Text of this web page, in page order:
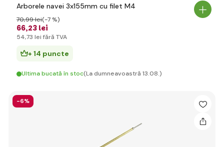
Arborele navei 3x155mm cu filet M4
66,23 lei
70,99 lei(-7 %)
54,73 lei fără TVA
+ 14 puncte
Ultima bucată în stoc(La dumneavoastră 13.08.)
-6%